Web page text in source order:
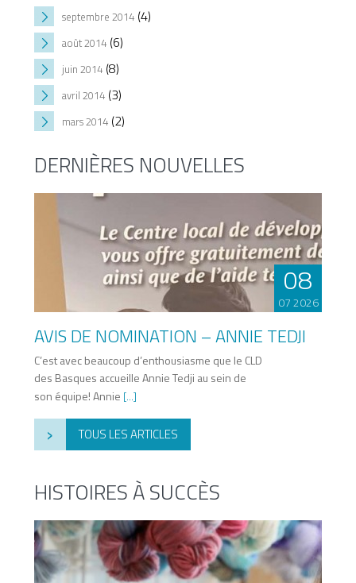
septembre 2014(4)
août 2014(6)
juin 2014(8)
avril 2014(3)
mars 2014(2)
DERNIÈRES NOUVELLES
08
07 2026
AVIS DE NOMINATION – ANNIE TEDJI
C’est avec beaucoup d’enthousiasme que le CLD
des Basques accueille Annie Tedji au sein de
son équipe! Annie [...]
› TOUS LES ARTICLES
HISTOIRES À SUCCÈS